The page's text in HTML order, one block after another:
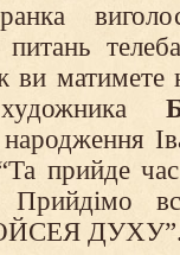
ви матимете
прийде
Прийдімо